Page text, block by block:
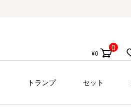
¥0
0
個
トランプ セット